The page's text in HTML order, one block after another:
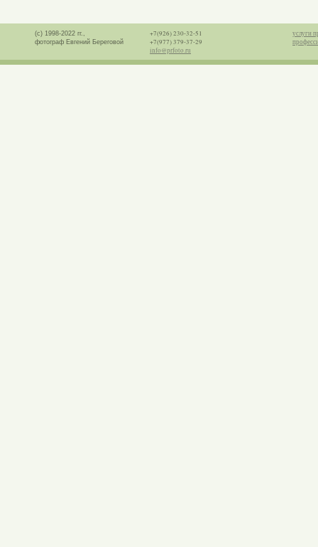
(с) 1998-2022 гг.,
фотограф Евгений Береговой
+7(926) 230-32-51
+7(977) 379-37-29
info@prfoto.ru
услуги